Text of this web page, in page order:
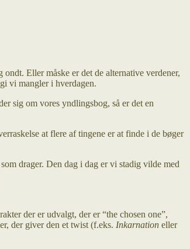
Eller måske er det de alternative verdener,
vi mangler i hverdagen.
sig om vores yndlingsbog, så er det en
at flere af tingene er at finde i de bøger
drager. Den dag i dag er vi stadig vilde med
der er udvalgt, der er “the chosen one”,
der giver den et twist (f.eks. Inkarnation eller